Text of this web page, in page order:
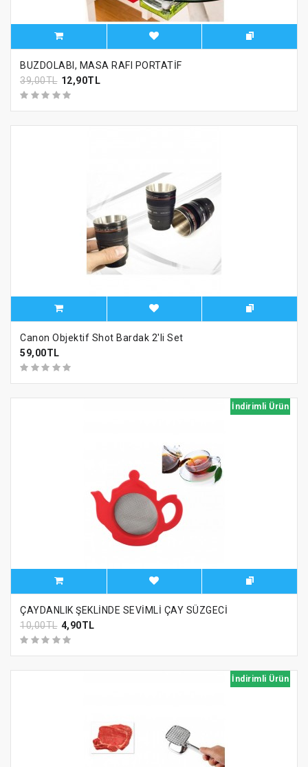
BUZDOLABI, MASA RAFI PORTATİF
39,00TL 12,90TL
Canon Objektif Shot Bardak 2′li Set
59,00TL
İndirimli Ürün
ÇAYDANLIK ŞEKLİNDE SEVİMLİ ÇAY SÜZGECİ
10,00TL 4,90TL
İndirimli Ürün